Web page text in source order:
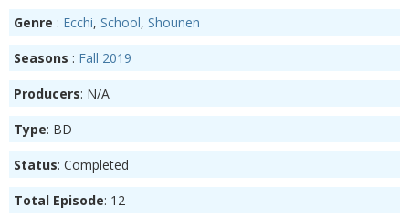
Genre : Ecchi, School, Shounen
Seasons : Fall 2019
Producers: N/A
Type: BD
Status: Completed
Total Episode: 12